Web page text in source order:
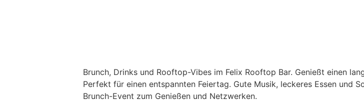
Brunch, Drinks und Rooftop-Vibes im Felix Rooftop Bar. Genießt einen
Perfekt für einen entspannten Feiertag. Gute Musik, leckeres Essen und
Brunch-Event zum Genießen und Netzwerken.